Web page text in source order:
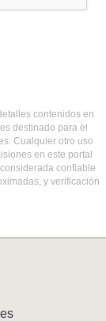
contenidos en
destinado para el
Cualquier otro uso
en este portal
confiable
y verificación